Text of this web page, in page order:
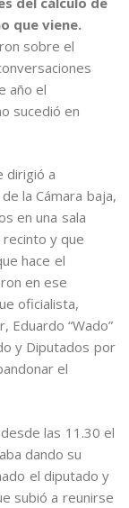
que viene.
sobre el
año el
sucedió en
dirigió a
la Cámara baja,
en una sala
recinto y que
hace el
en ese
oficialista,
“Wado”
y Diputados por
el
las 11.30 el
dando su
el diputado y
subió a reunirse